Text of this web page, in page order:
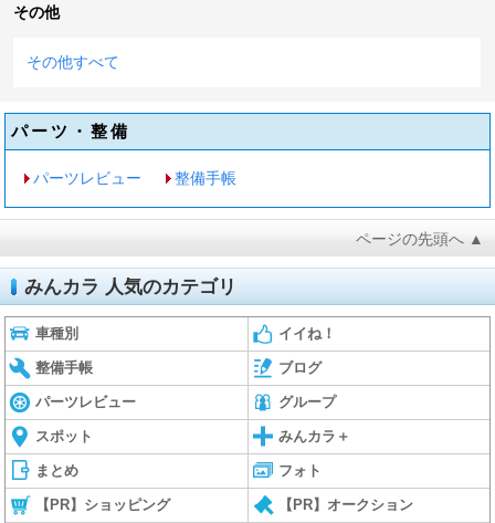
その他
その他すべて
パーツ・整備
パーツレビュー 整備手帳
ページの先頭へ ▲
みんカラ 人気のカテゴリ
車種別 イイね！
整備手帳 ブログ
パーツレビュー グループ
スポット みんカラ＋
まとめ フォト
【PR】ショッピング 【PR】オークション